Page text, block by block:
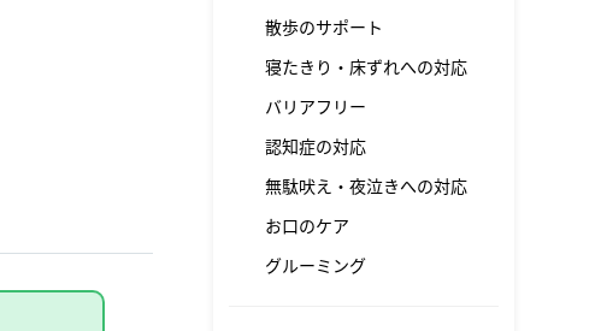
散歩のサポート
寝たきり・床ずれへの対応
バリアフリー
認知症の対応
無駄吠え・夜泣きへの対応
お口のケア
グルーミング